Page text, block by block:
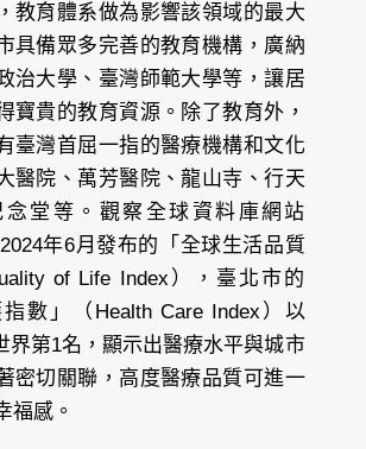
教育體系做為影響該領域的最大
具備眾多完善的教育機構，廣納
治大學、臺灣師範大學等，讓居
寶貴的教育資源。除了教育外，
臺灣首屈一指的醫療機構和文化
醫院、萬芳醫院、龍山寺、行天
念堂等。觀察全球資料庫網站
年6月發布的「全球生活品質
of Life Index），臺北市的
指數」（Health Care Index）以
界第1名，顯示出醫療水平與城市
密切關聯，高度醫療品質可進一
福感。